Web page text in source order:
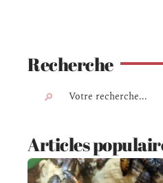
Recherche
Articles